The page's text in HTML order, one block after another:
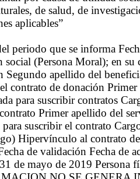
de salud, de
aplicables”
periodo que se informa
social (Persona Moral); en
Segundo apellido del
contrato de donación
para suscribir contratos
Primer apellido del
suscribir el contrato
Hipervínculo al contrato
de validación Fecha de
de mayo de 2019